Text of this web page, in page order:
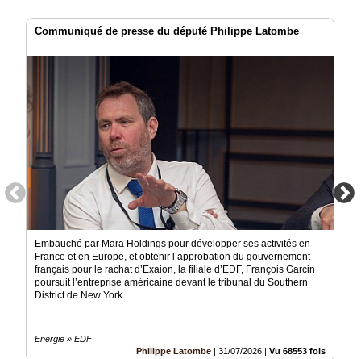
Communiqué de presse du député Philippe Latombe
Embauché par Mara Holdings pour développer ses activités en
France et en Europe, et obtenir l’approbation du gouvernement
français pour le rachat d’Exaion, la filiale d’EDF, François Garcin
poursuit l’entreprise américaine devant le tribunal du Southern
District de New York.
Energie » EDF
Philippe Latombe | 31/07/2026 | Vu 68553 fois